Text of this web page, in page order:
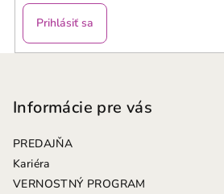
Prihlásiť sa
Informácie pre vás
PREDAJŇA
Kariéra
VERNOSTNÝ PROGRAM